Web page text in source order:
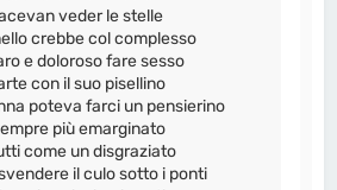
veder le stelle
crebbe col complesso
e doloroso fare sesso
con il suo pisellino
poteva farci un pensierino
più emarginato
come un disgraziato
il culo sotto i ponti